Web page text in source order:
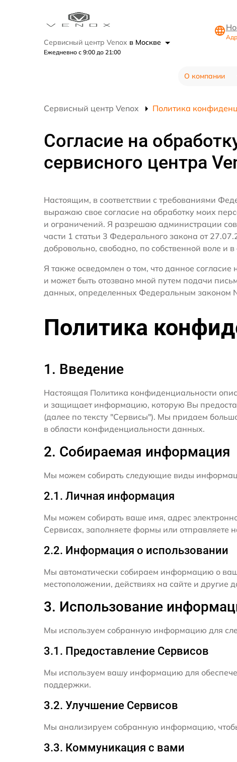
Сервисный центр Venox в Москве
Ежедневно с 9:00 до 21:00
О компании
Сервисный центр Venox Политика
Согласие на
сервисного центра
Настоящим, в соответствии с требованиями
выражаю свое согласие на обработку моих
и ограничений. Я разрешаю администрации
части 1 статьи 3 Федерального закона от
добровольно, свободно, по собственной воле и
Я также осведомлен о том, что данное
и может быть отозвано мной путем подачи
данных, определенных Федеральным
Политика
1. Введение
Настоящая Политика конфиденциальности
и защищает информацию, которую Вы
(далее по тексту "Сервисы"). Мы придаем
в области конфиденциальности данных.
2. Собираемая информация
Мы можем собирать следующие виды
2.1. Личная информация
Мы можем собирать ваше имя, адрес
Сервисах, заполняете формы или отправляете
2.2. Информация о использовании
Мы автоматически собираем информацию о
местоположении, действиях на сайте и другие
3. Использование
Мы используем собранную информацию для
3.1. Предоставление Сервисов
Мы используем вашу информацию для
поддержки.
3.2. Улучшение Сервисов
Мы анализируем собранную информацию,
3.3. Коммуникация с вами